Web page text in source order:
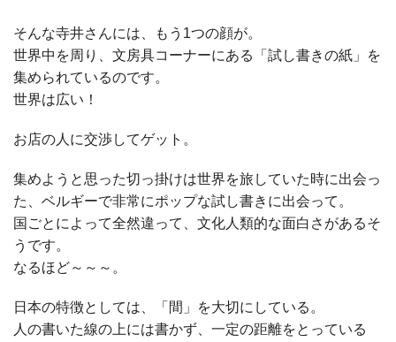
そんな寺井さんには、もう1つの顔が。
世界中を周り、文房具コーナーにある「試し書きの紙」を
集められているのです。
世界は広い！
お店の人に交渉してゲット。
集めようと思った切っ掛けは世界を旅していた時に出会っ
た、ベルギーで非常にポップな試し書きに出会って。
国ごとによって全然違って、文化人類的な面白さがあるそ
うです。
なるほど～～～。
日本の特徴としては、「間」を大切にしている。
人の書いた線の上には書かず、一定の距離をとっている